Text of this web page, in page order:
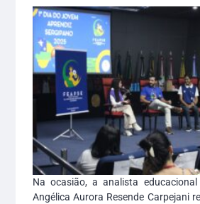
Na ocasião, a analista educacional
Angélica Aurora Resende Carpejani